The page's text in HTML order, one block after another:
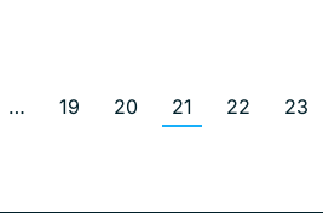
… 19 20 21 22 23